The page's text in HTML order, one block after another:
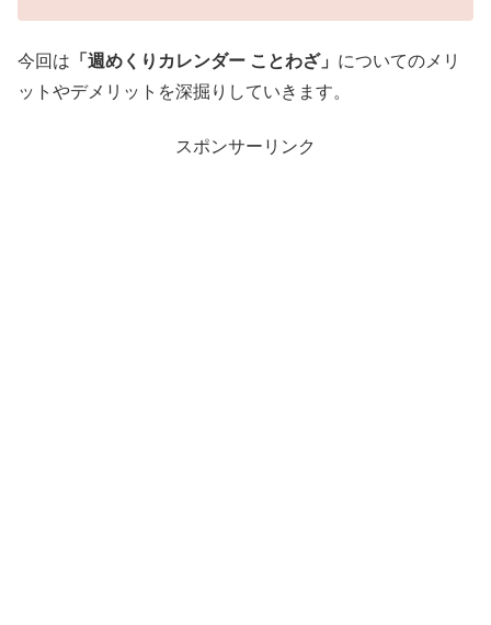
今回は 「週めくりカレンダー ことわざ」 についてのメリ
ットやデメリットを深掘りしていきます。
スポンサーリンク